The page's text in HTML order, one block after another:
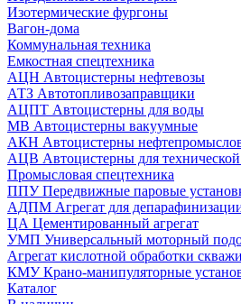
Изотермические фургоны
Вагон-дома
Коммунальная техника
Емкостная спецтехника
АЦН Автоцистерны нефтевозы
АТЗ Автотопливозаправщики
АЦПТ Автоцистерны для воды
МВ Автоцистерны вакуумные
АКН Автоцистерны
АЦВ Автоцистерны для
Промысловая спецтехника
ППУ Передвижные паровые
АДПМ Агрегат для
ЦА Цементированный агрегат
УМП Универсальный моторный
Агрегат кислотной обработки
КМУ Крано-манипуляторные
Каталог